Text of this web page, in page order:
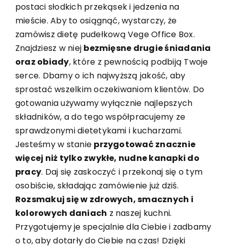
postaci słodkich przekąsek i jedzenia na
mieście. Aby to osiągnąć, wystarczy, że
zamówiszdietę pudełkową Vege Office Box.
Znajdziesz w niej bezmięsne drugie śniadania
oraz obiady, które z pewnością podbiją Twoje
serce. Dbamy o ich najwyższą jakość, aby
sprostać wszelkim oczekiwaniom klientów. Do
gotowania używamy wyłącznie najlepszych
składników, a do tego współpracujemy ze
sprawdzonymi dietetykami i kucharzami.
Jesteśmy w stanie przygotować znacznie
więcej niż tylko zwykłe, nudne kanapki do
pracy. Daj się zaskoczyć i przekonaj się o tym
osobiście, składając zamówienie już dziś.
Rozsmakuj się w zdrowych, smacznych i
kolorowych daniach z naszej kuchni.
Przygotujemy je specjalnie dla Ciebie i zadbamy
o to, aby dotarły do Ciebie na czas! Dzięki